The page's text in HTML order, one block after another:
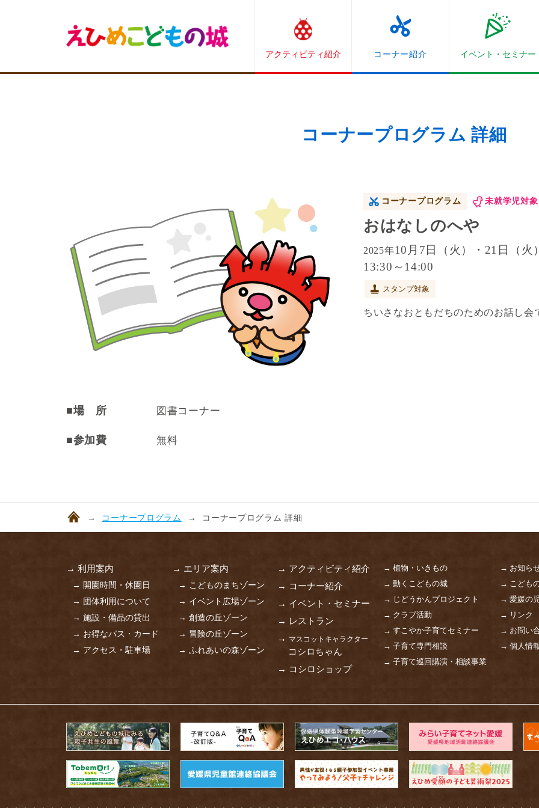
アクティビティ紹介 コーナー紹介 イベント・ セミナー
コーナープログラム 詳細
コーナープログラム 未就学児対象
おはなしのへや
2025年10月7日（火）・21日（火
13:30～14:00
スタンプ対象
ちいさなおともだちのためのお話し会
■場 所 図書コーナー
■参加費 無料
コーナープログラム コーナープログラム 詳細
→ 利用案内
→ 開園時間・休園日
→ 団体利用について
→ 施設・備品の貸出
→ お得なパス・カード
→ アクセス・駐車場
→ エリア案内
→ こどものまちゾーン
→ イベント広場ゾーン
→ 創造の丘ゾーン
→ 冒険の丘ゾーン
→ ふれあいの森ゾーン
→ アクティビティ紹介
→ コーナー紹介
→ イベント・セミナー
→ レストラン
→ マスコットキャラクター
コシロちゃん
→ コシロショップ
→ 植物・いきもの
→ 動くこどもの城
→ じどうかんプロジェクト
→ クラブ活動
→ すこやか子育てセミナー
→ 子育て専門相談
→ 子育て巡回講演・相談事業
→ お知ら
→ こども
→ 愛媛の
→ リンク
→ お問い
→ 個人情